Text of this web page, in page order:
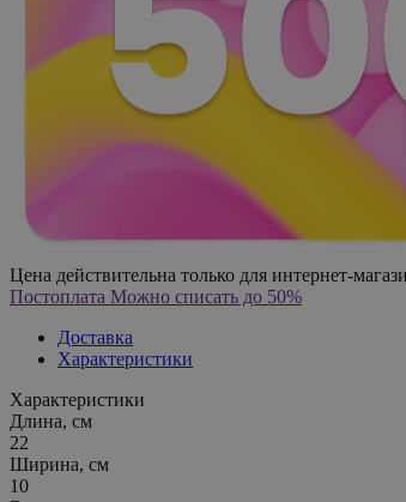
Цена действительна только для интернет-
Постоплата Можно списать до 50%
Доставка
Характеристики
Характеристики
Длина, см
22
Ширина, см
10